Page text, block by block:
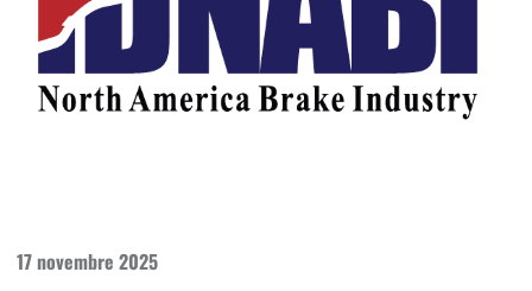
17 novembre 2025